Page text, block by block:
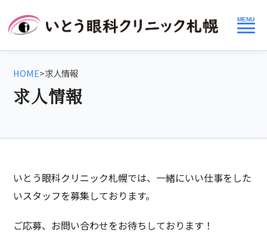
MENU
HOME>求人情報
求人情報
いとう眼科クリニック札幌では、一緒にいい仕事をした
いスタッフを募集しております。
ご応募、お問い合わせをお待ちしております！